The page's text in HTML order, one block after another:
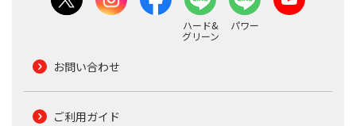
ハード&
グリーン
パワー
お問い合わせ
ご利用ガイド